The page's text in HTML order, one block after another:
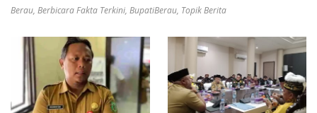
Berau, Berbicara Fakta Terkini, BupatiBerau, Topik Berita